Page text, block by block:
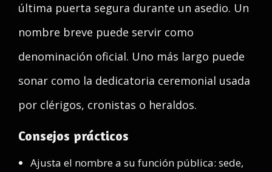
última puerta segura durante un asedio. Un
nombre breve puede servir como
denominación oficial. Uno más largo puede
sonar como la dedicatoria ceremonial usada
por clérigos, cronistas o heraldos.
Consejos prácticos
Ajusta el nombre a su función pública: sede,